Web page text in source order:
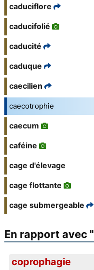
caduciflore
caducifolié
caducité
caduque
caecilien
caecotrophie
caecum
caféine
cage d'élevage
cage flottante
cage submergeable
En rapport avec "
coprophagie